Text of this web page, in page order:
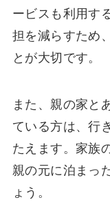
ービスも利用す
担を減らすため
とが大切です。
また、親の家と
ている方は、行
たえます。家族
親の元に泊まっ
ょう。